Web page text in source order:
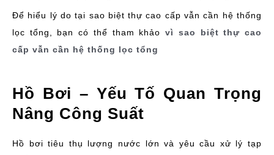
Để hiểu lý do tại sao biệt thự cao cấp vẫn cần hệ thống
lọc tổng, bạn có thể tham khảovì sao biệt thự cao
cấp vẫn cần hệ thống lọc tổng
Hồ Bơi – Yếu Tố Quan Trọng
Nâng Công Suất
Hồ bơi tiêu thụ lượng nước lớn và yêu cầu xử lý tạp